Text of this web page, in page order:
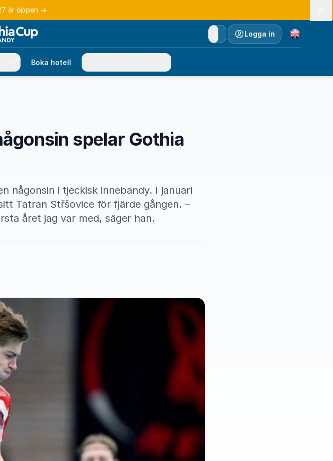
är öppen →
Logga in
Currency
Boka hotell
spelar Gothia
någonsin i tjeckisk innebandy. I januari
Tatran Střšovice för fjärde gången. –
året jag var med, säger han.